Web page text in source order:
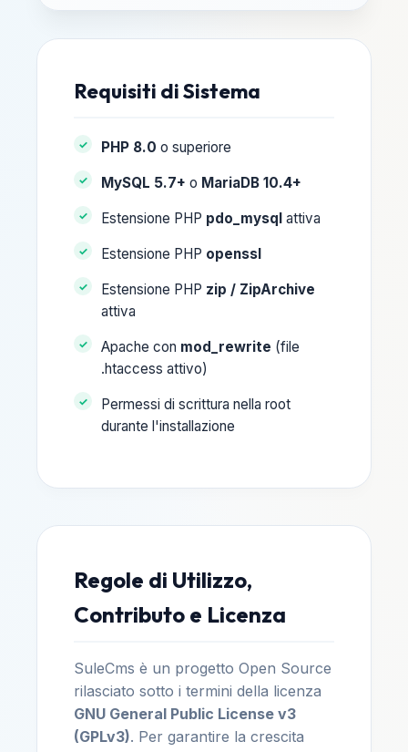
Requisiti di Sistema
PHP 8.0 o superiore
MySQL 5.7+ o MariaDB 10.4+
Estensione PHP pdo_mysql attiva
Estensione PHP openssl
Estensione PHP zip / ZipArchive
attiva
Apache con mod_rewrite (file
.htaccess attivo)
Permessi di scrittura nella root
durante l'installazione
Regole di Utilizzo,
Contributo e Licenza
SuleCms è un progetto Open Source
rilasciato sotto i termini della licenza
GNU General Public License v3
(GPLv3). Per garantire la crescita